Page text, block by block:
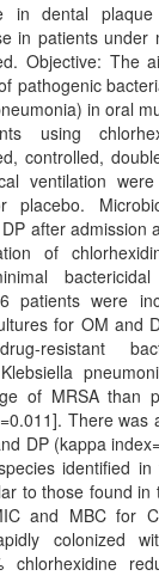
in dental plaque
in patients under
Objective: The
pathogenic
in oral
using
controlled,
ventilation
placebo.
after admission
of
patients were
for OM and
resistant
of MRSA than
There was
DP (kappa
identified in
to those found
and MBC for
colonized